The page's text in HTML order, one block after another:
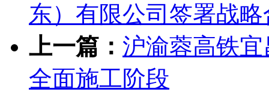
东）有限公司签署战
上一篇： 沪渝蓉高铁
全面施工阶段